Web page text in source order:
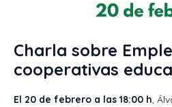
Charla sobre
cooperativas
El 20 de febrero a las 18:00 h,